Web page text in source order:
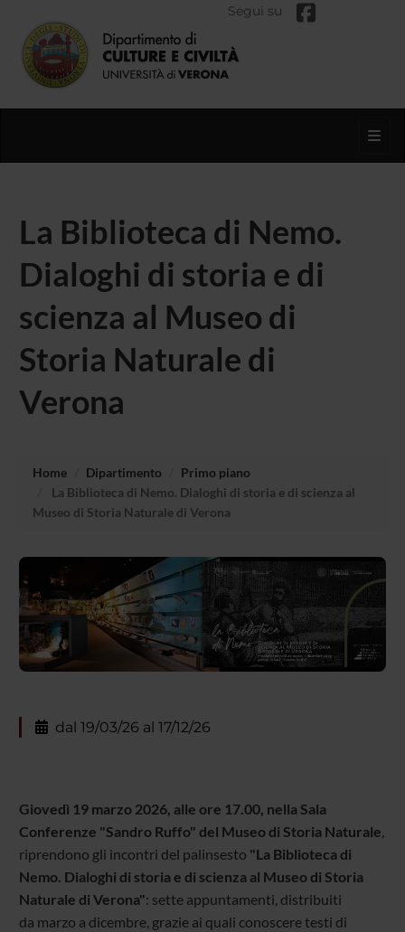
Segui su
La Biblioteca di Nemo.
Dialoghi di storia e di
scienza al Museo di
Storia Naturale di
Verona
Home Dipartimento
Primo piano
La Biblioteca di Nemo. Dialoghi di storia e di scienza al
Museo di Storia Naturale di Verona
dal 19/03/26 al 17/12/26
Giovedì 19 marzo 2026, alle ore 17.00, nella Sala
Conferenze "Sandro Ruffo" del Museo di Storia Naturale,
riprendono gli incontri del palinsesto "La Biblioteca di
Nemo. Dialoghi di storia e di scienza al Museo di Storia
Naturale di Verona": sette appuntamenti, distribuiti
da marzo a dicembre, grazie ai quali conoscere testi di